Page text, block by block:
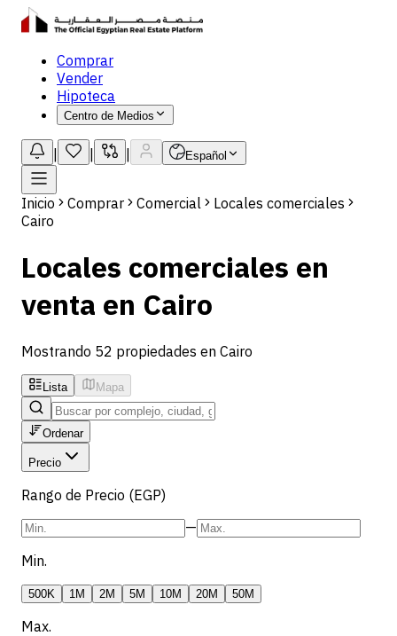
Comprar
Vender
Hipoteca
Centro de Medios
Español
Inicio Comprar Comercial
Locales comerciales
Cairo
Locales comerciales en
venta en Cairo
Mostrando 52 propiedades en Cairo
Lista Mapa
Ordenar
Precio
Rango de Precio (EGP)
—
Min.
500K 1M 2M 5M 10M 20M 50M
Max.